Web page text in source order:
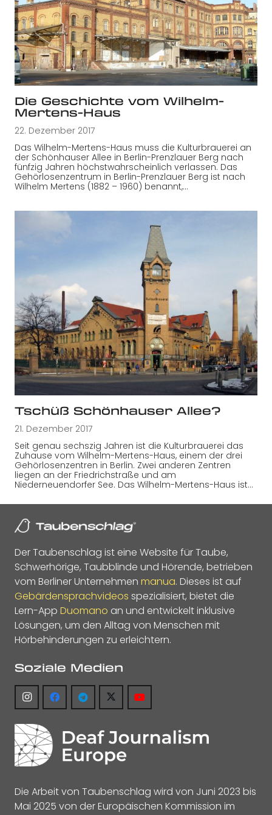
Die Geschichte vom Wilhelm-
Mertens-Haus
22. Dezember 2017
Das Wilhelm-Mertens-Haus muss die Kulturbrauerei an
der Schönhauser Allee in Berlin-Prenzlauer Berg nach
fünfzig Jahren höchstwahrscheinlich verlassen. Das
Gehörlosenzentrum in Berlin-Prenzlauer Berg ist nach
Wilhelm Mertens (1882 – 1960) benannt,…
Tschüß Schönhauser Allee?
21. Dezember 2017
Seit genau sechszig Jahren ist die Kulturbrauerei das
Zuhause vom Wilhelm-Mertens-Haus, einem der drei
Gehörlosenzentren in Berlin. Zwei anderen Zentren
liegen an der Friedrichstraße und am
Niederneuendorfer See. Das Wilhelm-Mertens-Haus ist…
Der Taubenschlag ist eine Website für Taube,
Schwerhörige, Taubblinde und Hörende, betrieben
vom Berliner Unternehmen manua. Dieses ist auf
Gebärdensprachvideos spezialisiert, bietet die
Lern-App Duomano an und entwickelt inklusive
Lösungen, um den Alltag von Menschen mit
Hörbehinderungen zu erleichtern.
Soziale Medien
Die Arbeit von Taubenschlag wird von Juni 2023 bis
Mai 2025 von der Europäischen Kommission im